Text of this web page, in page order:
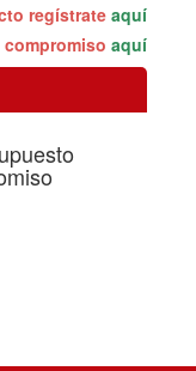
regístrate aquí
aquí